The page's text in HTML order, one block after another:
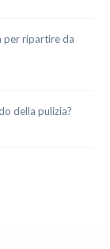
per ripartire da
della pulizia?